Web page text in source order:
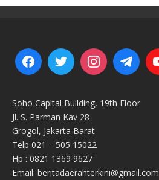
Soho Capital Building, 19th Floor
Jl. S. Parman Kav 28
Grogol, Jakarta Barat
Telp 021 – 505 15022
Hp : 0821 1369 9627
Email: beritadaerahterkini@gmail.com